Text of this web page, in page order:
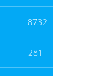
8732
281